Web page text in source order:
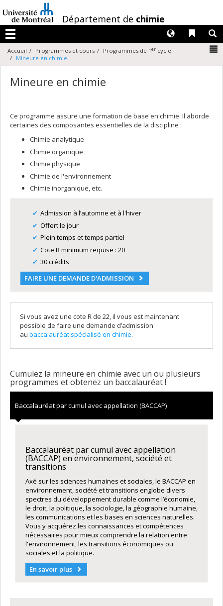
au
contenu
/Département de chimie
Menu
Liens
Langues
Accueil Programmes et cours Programmes de 1er cycle
Mineure en chimie
Mineure en chimie
Ce programme assure une formation de base en chimie. Il aborde
certaines des composantes essentielles de la discipline :
Chimie analytique
Chimie organique
Chimie physique
Chimie de l'environnement
Chimie inorganique, etc.
Admission à l’automne et à l'hiver
Offert le jour
Plein temps et temps partiel
Cote R minimum requise : 20
30 crédits
FAIRE UNE DEMANDE D'ADMISSION
Si vous avez une cote R de 22, il vous est maintenant
possible de faire une demande d’admission
au baccalauréat spécialisé en chimie.
Cumulez la mineure en chimie avec un ou plusieurs
programmes et obtenez un baccalauréat !
Baccalauréat par cumul avec appellation (BACCAP)
Baccalauréat par cumul avec appellation
(BACCAP) en environnement, société et
transitions
Axé sur les sciences humaines et sociales, le BACCAP en
environnement, société et transitions englobe divers
spectres du développement durable comme l’économie,
le droit, la politique, la sociologie, la géographie humaine,
les communications et les bases en sciences naturelles.
Vous y acquérez les connaissances et compétences
nécessaires pour mieux comprendre la relation entre
l'environnement, les transitions économiques ou
sociales et la politique.
En savoir plus